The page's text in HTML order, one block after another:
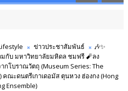
ข่าวประชาสัมพันธ์
🎶✨
กับ มหาวิทยาลัยมหิดล ชมฟรี 🧨ลง
กโบราณวัตถุ (Museum Series: The
คณะดนตรีเกาเดอมัส ตุนหวง ฮ่องกง (Hong
Ensemble)